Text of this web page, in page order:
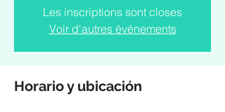
Les inscriptions sont closes
Voir d'autres événements
Horario y ubicación